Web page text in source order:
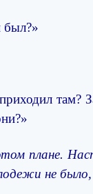
там?
плане.
не было,